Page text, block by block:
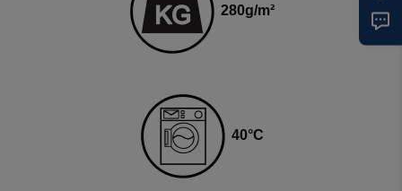
280g/m²
40°C